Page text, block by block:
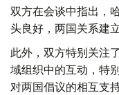
双方在会谈中指出，
头良好，两国关系建
此外，双方特别关注
域组织中的互动，特
对两国倡议的相互支持